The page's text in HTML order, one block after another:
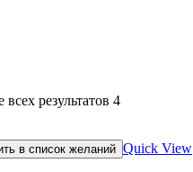
результатов 4
в список желаний Quick View